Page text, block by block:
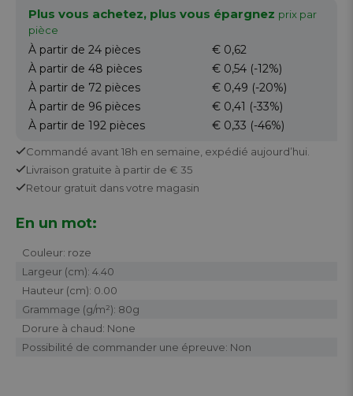
Plus vous achetez, plus vous épargnez prix par
pièce
À partir de 24 pièces
€ 0,62
À partir de 48 pièces € 0,54 (-12%)
À partir de 72 pièces € 0,49 (-20%)
À partir de 96 pièces € 0,41 (-33%)
À partir de 192 pièces € 0,33 (-46%)
Commandé avant 18h en semaine, expédié aujourd’hui.
Livraison gratuite à partir de € 35
Retour gratuit dans votre magasin
En un mot:
Couleur: roze
Largeur (cm): 4.40
Hauteur (cm): 0.00
Grammage (g/m²): 80g
Dorure à chaud: None
Possibilité de commander une épreuve: Non